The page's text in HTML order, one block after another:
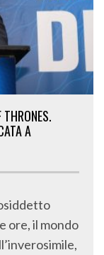
A
ore, il mondo